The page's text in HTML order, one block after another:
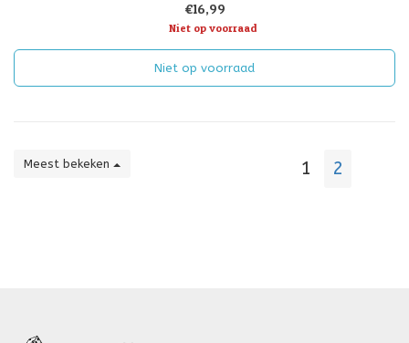
garandeert v
€16,99
Niet op voorraad
Niet op voorraad
Meest bekeken 1 2